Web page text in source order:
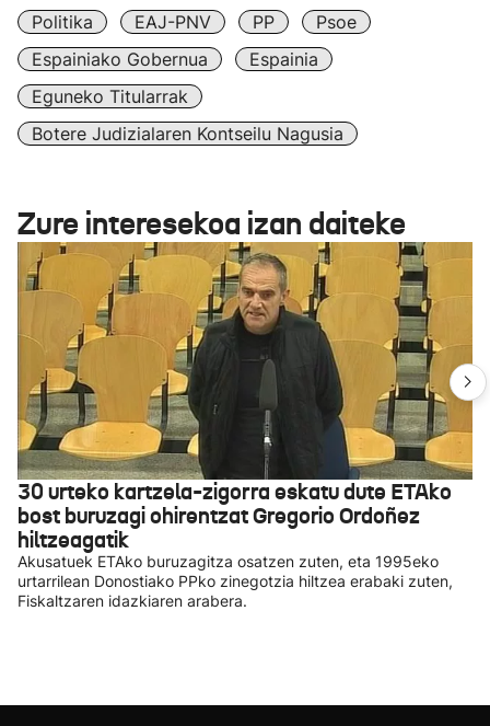
Politika EAJ-PNV PP
Psoe
Espainiako Gobernua
Espainia
Eguneko Titularrak
Botere Judizialaren Kontseilu Nagusia
Zure interesekoa izan daiteke
30 urteko kartzela-zigorra eskatu dute ETAko
bost buruzagi ohirentzat Gregorio Ordoñez
hiltzeagatik
Akusatuek ETAko buruzagitza osatzen zuten, eta 1995eko
urtarrilean Donostiako PPko zinegotzia hiltzea erabaki zuten,
Fiskaltzaren idazkiaren arabera.